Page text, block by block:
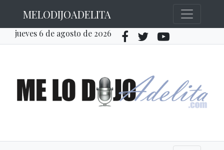
MELODIJOADELITA
jueves 6 de agosto de 2026